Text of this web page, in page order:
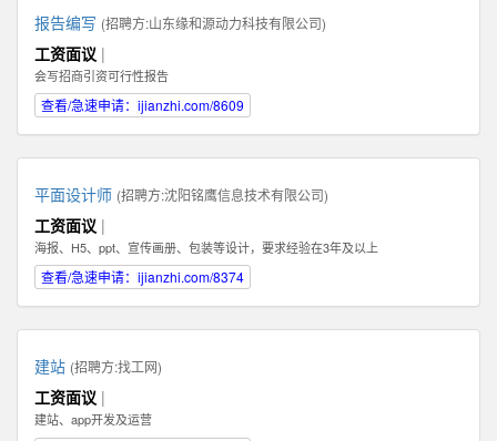
报告编写 (招聘方:山东缘和源动力科技有限公司)
工资面议 |
会写招商引资可行性报告
查看/急速申请：ijianzhi.com/8609
平面设计师 (招聘方:沈阳铭鹰信息技术有限公司)
工资面议 |
海报、H5、ppt、宣传画册、包装等设计，要求经验在3年及以上
查看/急速申请：ijianzhi.com/8374
建站 (招聘方:找工网)
工资面议 |
建站、app开发及运营